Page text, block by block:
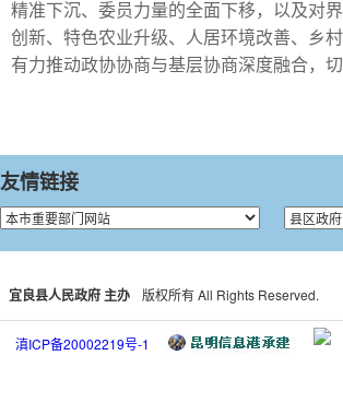
精准下沉、委员力量的全面下移，以及对
创新、特色农业升级、人居环境改善、乡
有力推动政协协商与基层协商深度融合，
友情链接
宜良县人民政府 主办 版权所有 All Rights Reserved.
滇ICP备20002219号-1